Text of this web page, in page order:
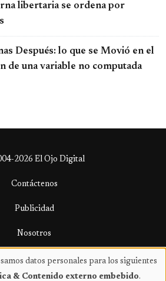
libertaria se ordena por
Después: lo que se Movió en el
de una variable no computada
2026 El Ojo Digital
Contáctenos
Publicidad
Nosotros
y condiciones
datos personales para los siguientes
& Contenido externo embebido.